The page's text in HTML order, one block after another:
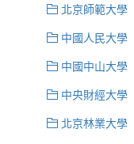
北京師範大學
中國人民大學
中國中山大學
中央財經大學
北京林業大學